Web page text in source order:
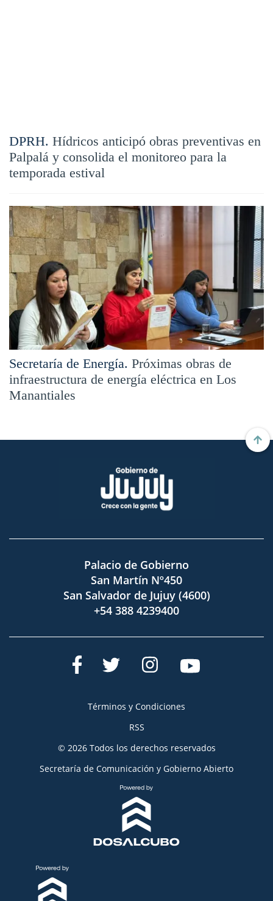
DPRH. Hídricos anticipó obras preventivas en
Palpalá y consolida el monitoreo para la
temporada estival
Secretaría de Energía. Próximas obras de
infraestructura de energía eléctrica en Los
Manantiales
Palacio de Gobierno
San Martín Nº450
San Salvador de Jujuy (4600)
+54 388 4239400
Términos y Condiciones
RSS
© 2026 Todos los derechos reservados
Secretaría de Comunicación y Gobierno Abierto